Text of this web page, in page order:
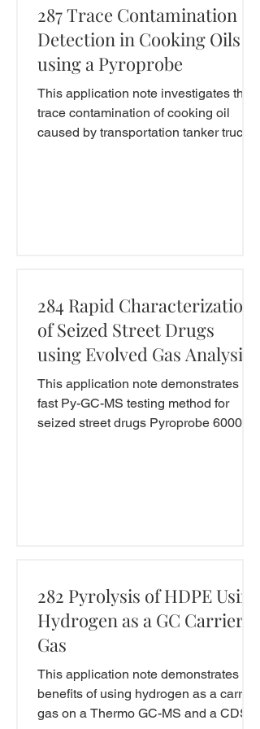
287 Trace Contamination
Detection in Cooking Oils
using a Pyroprobe
This application note investigates the
trace contamination of cooking oil
caused by transportation tanker trucks
284 Rapid Characterization
of Seized Street Drugs
using Evolved Gas Analysis
plus Multi-Step Pyrolysis
This application note demonstrates a
fast Py-GC-MS testing method for
seized street drugs Pyroprobe 6000
282 Pyrolysis of HDPE Using
Hydrogen as a GC Carrier
Gas
This application note demonstrates the
benefits of using hydrogen as a carrier
gas on a Thermo GC-MS and a CDS